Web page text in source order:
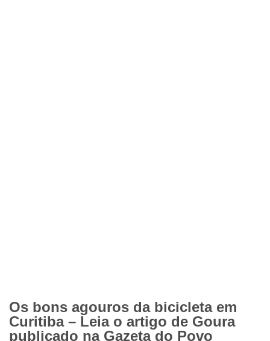
Os bons agouros da bicicleta em
Curitiba – Leia o artigo de Goura
publicado na Gazeta do Povo